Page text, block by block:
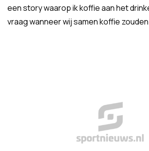
een story waarop ik koffie aan het
vraag wanneer wij samen koffie zouden